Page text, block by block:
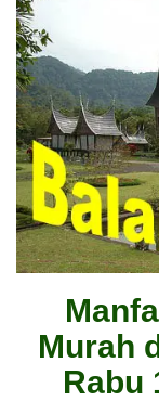
Murah
Rabu